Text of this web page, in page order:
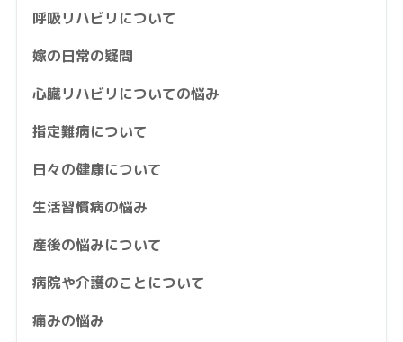
呼吸リハビリについて
嫁の日常の疑問
心臓リハビリについての悩み
指定難病について
日々の健康について
生活習慣病の悩み
産後の悩みについて
病院や介護のことについて
痛みの悩み